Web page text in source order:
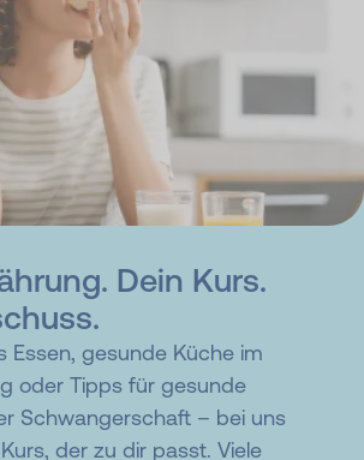
Dein Kurs.
Essen, gesunde Küche im
oder Tipps für gesunde
Schwangerschaft – bei uns
der zu dir passt. Viele